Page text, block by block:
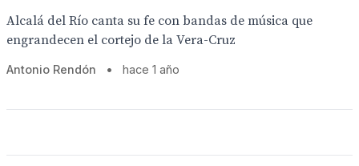
Alcalá del Río canta su fe con bandas de música que
engrandecen el cortejo de la Vera-Cruz
Antonio Rendón • hace 1 año